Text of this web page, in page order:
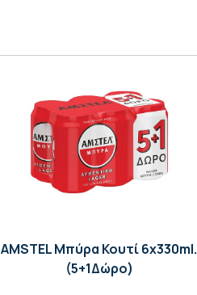
AMSTEL Μπύρα Κουτί 6x330ml.
(5+1Δώρο)